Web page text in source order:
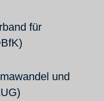
für
und